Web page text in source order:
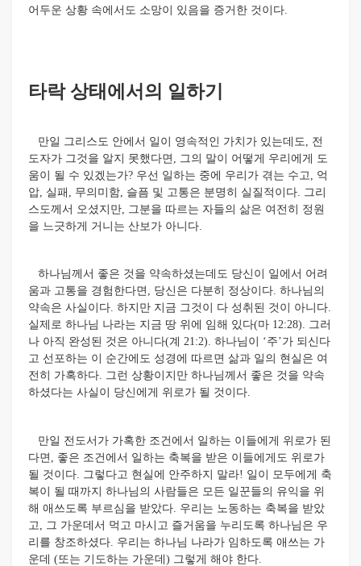
어두운 상황 속에서도 소망이 있음을 증거한 것이다.
타락 상태에서의 일하기
만일 그리스도 안에서 일이 영속적인 가치가 있는데도, 전
도자가 그것을 알지 못했다면, 그의 말이 어떻게 우리에게 도
움이 될 수 있겠는가? 우선 일하는 중에 우리가 겪는 수고, 억
압, 실패, 무의미함, 슬픔 및 고통은 분명히 실질적이다. 그리
스도께서 오셨지만, 그분을 따르는 자들의 삶은 여전히 정원
을 느긋하게 거니는 산보가 아니다.
하나님께서 좋은 것을 약속하셨는데도 당신이 일에서 어려
움과 고통을 경험한다면, 당신은 다분히 정상이다. 하나님의
약속은 사실이다. 하지만 지금 그것이 다 성취된 것이 아니다.
실제로 하나님 나라는 지금 땅 위에 임해 있다(마 12:28). 그러
나 아직 완성된 것은 아니다(계 21:2). 하나님이 ‘주’가 되신다
고 선포하는 이 순간에도 성경에 따르면 삶과 일의 현실은 여
전히 가혹하다. 그런 상황이지만 하나님께서 좋은 것을 약속
하셨다는 사실이 당신에게 위로가 될 것이다.
만일 전도서가 가혹한 조건에서 일하는 이들에게 위로가 된
다면, 좋은 조건에서 일하는 축복을 받은 이들에게도 위로가
될 것이다. 그렇다고 현실에 안주하지 말라! 일이 모두에게 축
복이 될 때까지 하나님의 사람들은 모든 일꾼들의 유익을 위
해 애쓰도록 부르심을 받았다. 우리는 노동하는 축복을 받았
고, 그 가운데서 먹고 마시고 즐거움을 누리도록 하나님은 우
리를 창조하셨다. 우리는 하나님 나라가 임하도록 애쓰는 가
운데 (또는 기도하는 가운데) 그렇게 해야 한다.